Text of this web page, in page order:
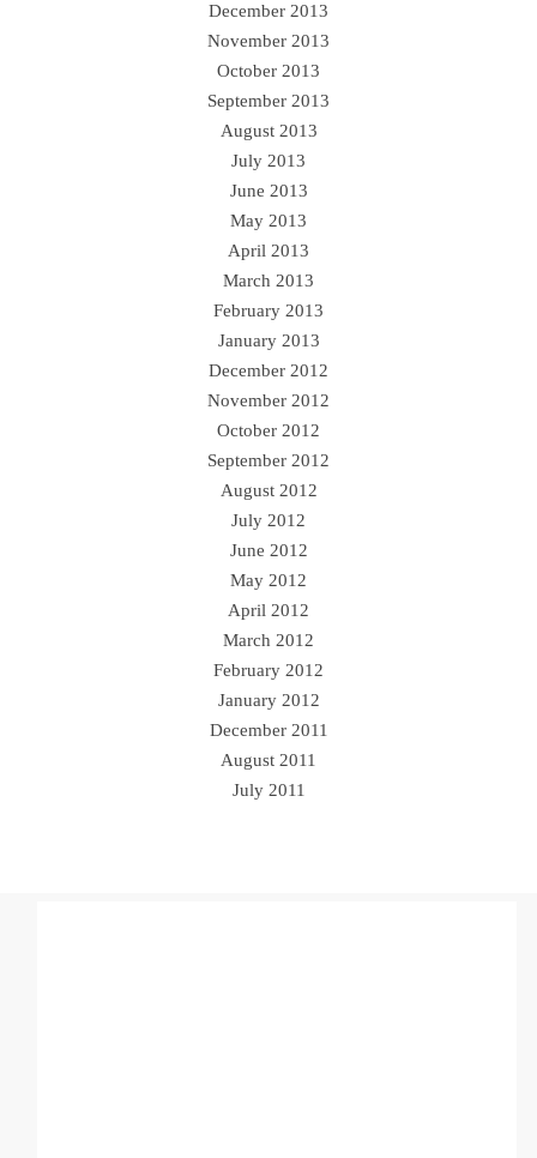
December 2013
November 2013
October 2013
September 2013
August 2013
July 2013
June 2013
May 2013
April 2013
March 2013
February 2013
January 2013
December 2012
November 2012
October 2012
September 2012
August 2012
July 2012
June 2012
May 2012
April 2012
March 2012
February 2012
January 2012
December 2011
August 2011
July 2011